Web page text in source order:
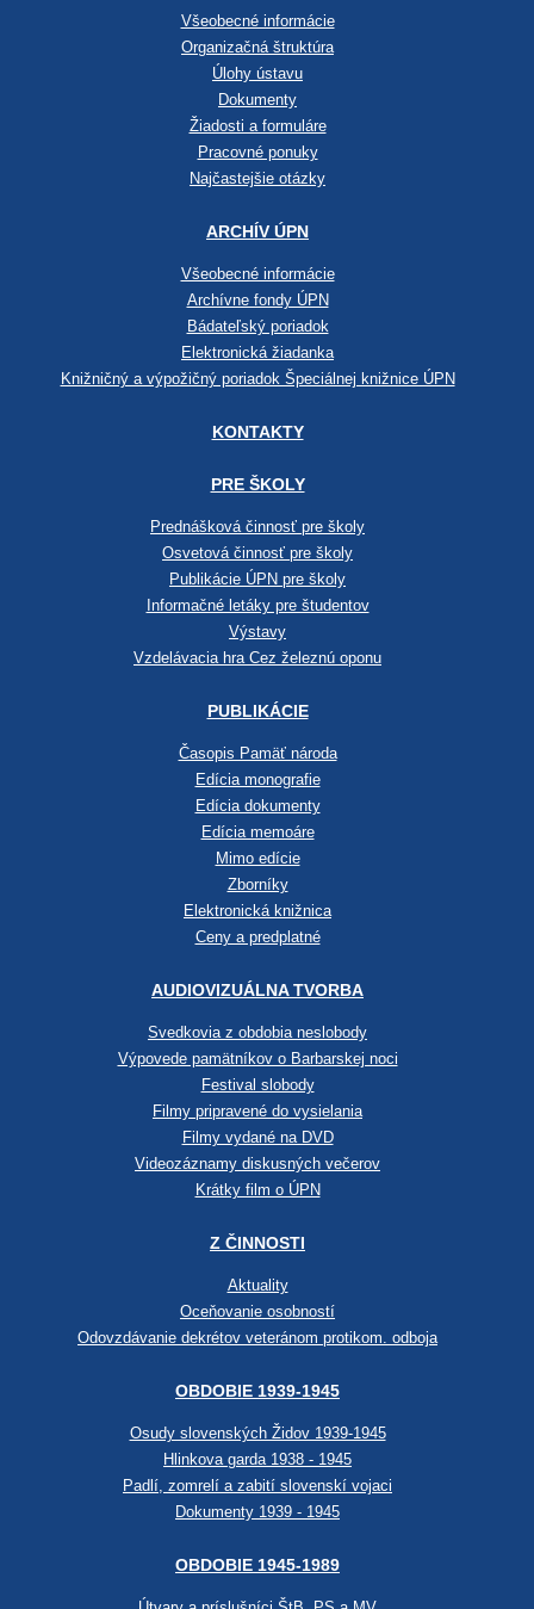
Všeobecné informácie
Organizačná štruktúra
Úlohy ústavu
Dokumenty
Žiadosti a formuláre
Pracovné ponuky
Najčastejšie otázky
ARCHÍV ÚPN
Všeobecné informácie
Archívne fondy ÚPN
Bádateľský poriadok
Elektronická žiadanka
Knižničný a výpožičný poriadok Špeciálnej knižnice ÚPN
KONTAKTY
PRE ŠKOLY
Prednášková činnosť pre školy
Osvetová činnosť pre školy
Publikácie ÚPN pre školy
Informačné letáky pre študentov
Výstavy
Vzdelávacia hra Cez železnú oponu
PUBLIKÁCIE
Časopis Pamäť národa
Edícia monografie
Edícia dokumenty
Edícia memoáre
Mimo edície
Zborníky
Elektronická knižnica
Ceny a predplatné
AUDIOVIZUÁLNA TVORBA
Svedkovia z obdobia neslobody
Výpovede pamätníkov o Barbarskej noci
Festival slobody
Filmy pripravené do vysielania
Filmy vydané na DVD
Videozáznamy diskusných večerov
Krátky film o ÚPN
Z ČINNOSTI
Aktuality
Oceňovanie osobností
Odovzdávanie dekrétov veteránom protikom. odboja
OBDOBIE 1939-1945
Osudy slovenských Židov 1939-1945
Hlinkova garda 1938 - 1945
Padlí, zomrelí a zabití slovenskí vojaci
Dokumenty 1939 - 1945
OBDOBIE 1945-1989